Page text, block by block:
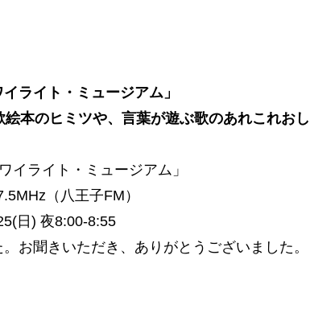
ライト・ミュージアム」
本のヒミツや、言葉が遊ぶ歌のあれこれおし
イライト・ミュージアム」
（八王子FM）
日) 夜8:00-8:55
お聞きいただき、ありがとうございました。